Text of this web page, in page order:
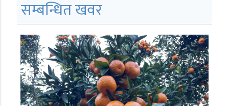
सम्बन्धित खवर